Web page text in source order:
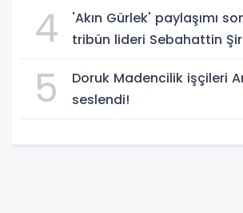
4
'Akın Gürlek' paylaşımı
tribün lideri Sebahattin
5
Doruk Madencilik işçileri
seslendi!